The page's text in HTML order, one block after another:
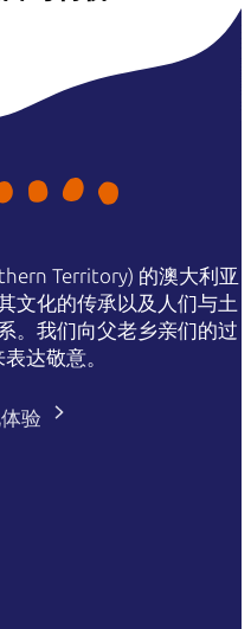
Territory) 的澳大利亚
文化的传承以及人们与土
。我们向父老乡亲们的过
达敬意。
验